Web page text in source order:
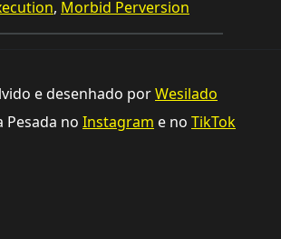
, Morbid Perversion
e desenhado porWesilado
Pesada no Instagram e no TikTok